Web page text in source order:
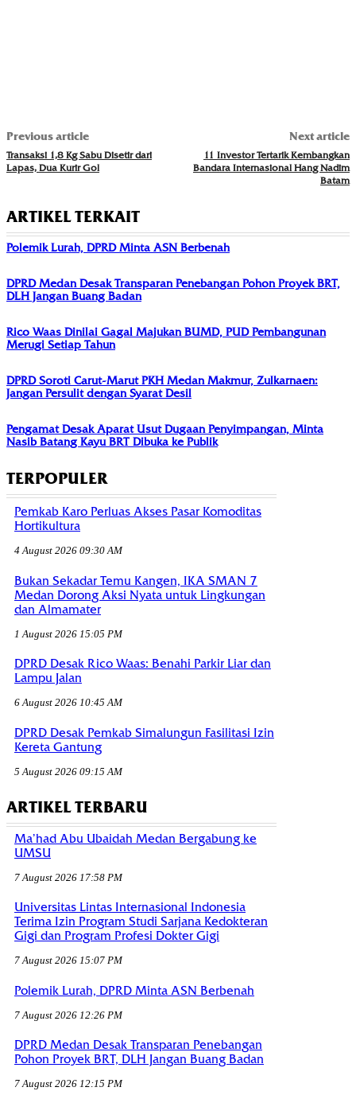
Previous article
Transaksi 1,8 Kg Sabu Disetir dari
Lapas, Dua Kurir Gol
Next article
11 Investor Tertarik Kembangkan
Bandara Internasional Hang Nadim
Batam
ARTIKEL TERKAIT
Polemik Lurah, DPRD Minta ASN Berbenah
DPRD Medan Desak Transparan Penebangan Pohon Proyek BRT,
DLH Jangan Buang Badan
Rico Waas Dinilai Gagal Majukan BUMD, PUD Pembangunan
Merugi Setiap Tahun
DPRD Soroti Carut-Marut PKH Medan Makmur, Zulkarnaen:
Jangan Persulit dengan Syarat Desil
Pengamat Desak Aparat Usut Dugaan Penyimpangan, Minta
Nasib Batang Kayu BRT Dibuka ke Publik
TERPOPULER
Pemkab Karo Perluas Akses Pasar Komoditas
Hortikultura
4 August 2026 09:30 AM
Bukan Sekadar Temu Kangen, IKA SMAN 7
Medan Dorong Aksi Nyata untuk Lingkungan
dan Almamater
1 August 2026 15:05 PM
DPRD Desak Rico Waas: Benahi Parkir Liar dan
Lampu Jalan
6 August 2026 10:45 AM
DPRD Desak Pemkab Simalungun Fasilitasi Izin
Kereta Gantung
5 August 2026 09:15 AM
ARTIKEL TERBARU
Ma’had Abu Ubaidah Medan Bergabung ke
UMSU
7 August 2026 17:58 PM
Universitas Lintas Internasional Indonesia
Terima Izin Program Studi Sarjana Kedokteran
Gigi dan Program Profesi Dokter Gigi
7 August 2026 15:07 PM
Polemik Lurah, DPRD Minta ASN Berbenah
7 August 2026 12:26 PM
DPRD Medan Desak Transparan Penebangan
Pohon Proyek BRT, DLH Jangan Buang Badan
7 August 2026 12:15 PM